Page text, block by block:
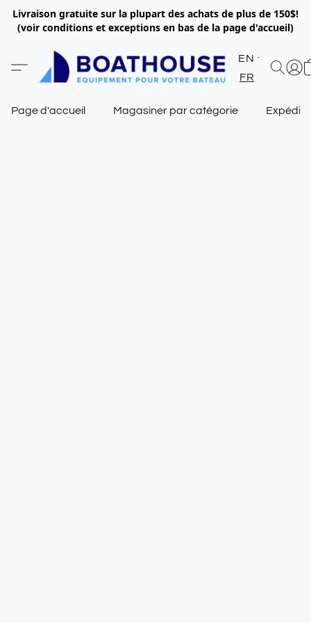
Livraison gratuite sur la plupart des achats de plus de 150$!
(voir conditions et exceptions en bas de la page d'accueil)
EN
FR
Page d'accueil Magasiner par catégorie